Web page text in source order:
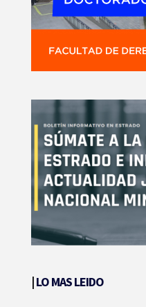
|LO MAS LEIDO